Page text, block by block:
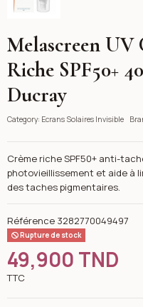
Melascreen UV
Riche SPF50+
Ducray
Category: Ecrans Solaires Invisible
Crème riche SPF50+ anti-
photovieillissement et aide à
des taches pigmentaires.
Référence 3282770049497
Rupture de stock
49,900 TND
TTC